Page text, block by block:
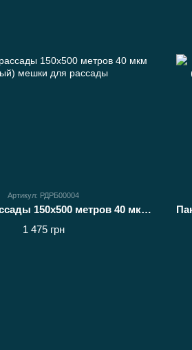
Артикул: РДРБ00004
Рукав для рассады 150х500 метров 40 мкм (белый) мешки для рассады
1 475 грн